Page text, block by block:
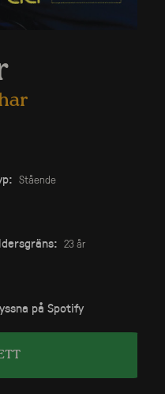
Stående
23 år
på Spotify